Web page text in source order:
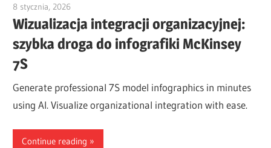
8 stycznia, 2026
Wizualizacja integracji organizacyjnej:
szybka droga do infografiki McKinsey
7S
Generate professional 7S model infographics in minutes
using AI. Visualize organizational integration with ease.
Continue reading